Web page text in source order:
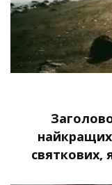
найкращих
святкових,